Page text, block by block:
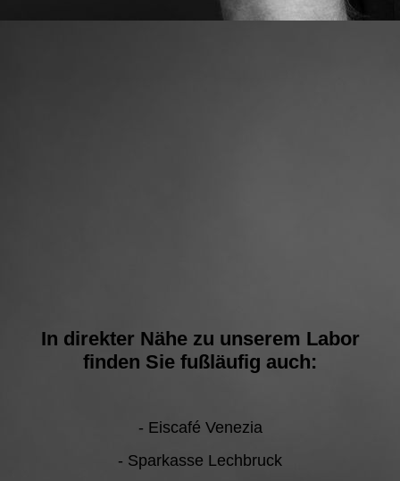
In direkter Nähe zu unserem Labor
finden Sie fußläufig auch:
- Eiscafé Venezia
- Sparkasse Lechbruck